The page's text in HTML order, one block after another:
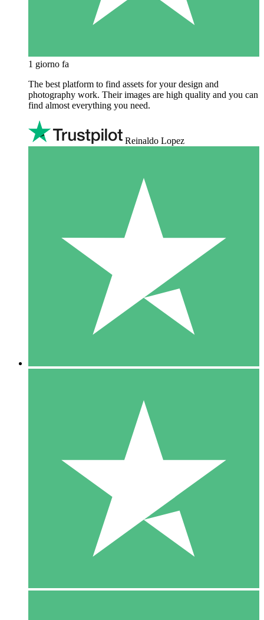
1 giorno fa
The best platform to find assets for your design and
photography work. Their images are high quality and you can
find almost everything you need.
Reinaldo Lopez